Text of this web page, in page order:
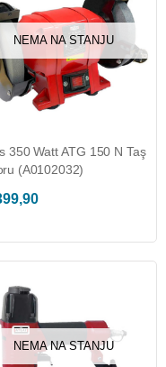
NEMA NA STANJU
350 Watt ATG 150 N Taş
(A0102032)
NEMA NA STANJU